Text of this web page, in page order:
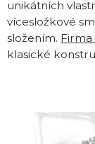
unikátních
vícesložkové
složením. Firma
klasické